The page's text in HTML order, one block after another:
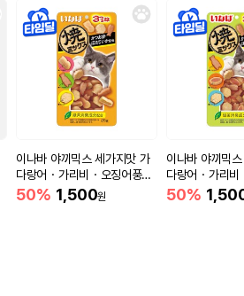
이나바 야끼믹스 세가지맛 가
다랑어・가리비・오징어풍미
(QSC-121)
50% 1,500원
이나바 야끼믹
다랑어・가리비
(QSC-123)
50%